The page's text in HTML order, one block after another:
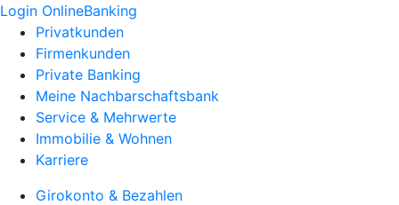
Login OnlineBanking
Privatkunden
Firmenkunden
Private Banking
Meine Nachbarschaftsbank
Service & Mehrwerte
Immobilie & Wohnen
Karriere
Girokonto & Bezahlen